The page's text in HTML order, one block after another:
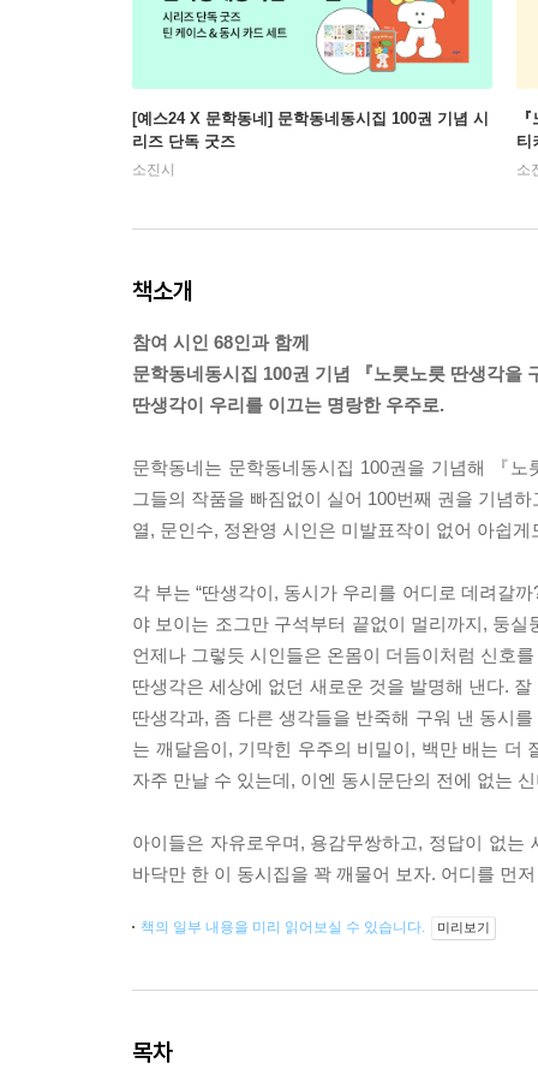
[예스24 X 문학동네] 문학동네동시집 100권 기념 시
리즈 단독 굿즈
소진시
티
소
책소개
참여 시인 68인과 함께
문학동네동시집 100권 기념 『노릇노릇 딴생각을
딴생각이 우리를 이끄는 명랑한 우주로.
문학동네는 문학동네동시집 100권을 기념해 『
그들의 작품을 빠짐없이 실어 100번째 권을 기념
열, 문인수, 정완영 시인은 미발표작이 없어 아쉽
각 부는 “딴생각이, 동시가 우리를 어디로 데려갈
야 보이는 조그만 구석부터 끝없이 멀리까지, 둥
언제나 그렇듯 시인들은 온몸이 더듬이처럼 신호
딴생각은 세상에 없던 새로운 것을 발명해 낸다.
딴생각과, 좀 다른 생각들을 반죽해 구워 낸 동시
는 깨달음이, 기막힌 우주의 비밀이, 백만 배는 더
자주 만날 수 있는데, 이엔 동시문단의 전에 없는
아이들은 자유로우며, 용감무쌍하고, 정답이 없
바닥만 한 이 동시집을 꽉 깨물어 보자. 어디를 먼
책의 일부 내용을 미리 읽어보실 수 있습니다. 미리보기
목차